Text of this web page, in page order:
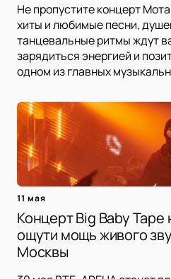
Не пропустите концерт
хиты и любимые песни,
танцевальные ритмы ждут
зарядиться энергией и
одном из главных
11 мая
Концерт Big Baby
ощути мощь живого
Москвы